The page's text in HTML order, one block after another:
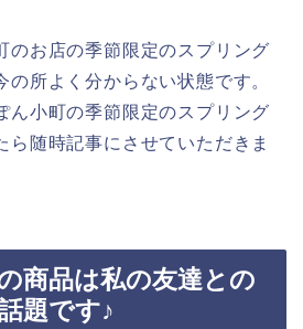
のお店の季節限定のスプリング
の所よく分からない状態です。
ん小町の季節限定のスプリング
ら随時記事にさせていただきま
商品は私の友達との
題です♪